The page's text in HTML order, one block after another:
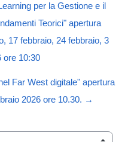
per la Gestione e il
Teorici" apertura
17 febbraio, 24 febbraio, 3
ore 10:30
Far West digitale" apertura
2026 ore 10.30. →